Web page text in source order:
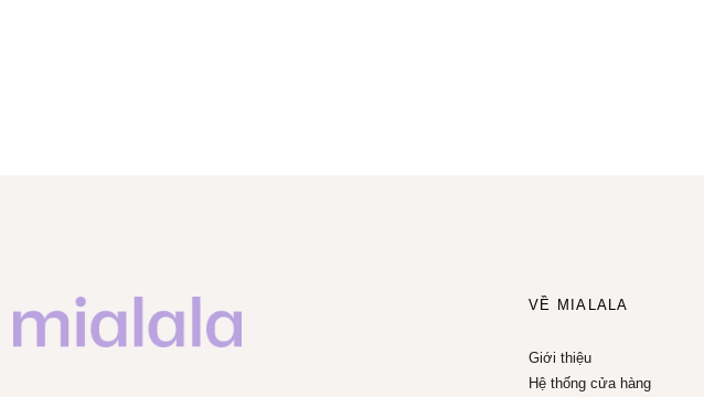
VỀ MIALALA
Giới thiệu
Hệ thống cửa hàng